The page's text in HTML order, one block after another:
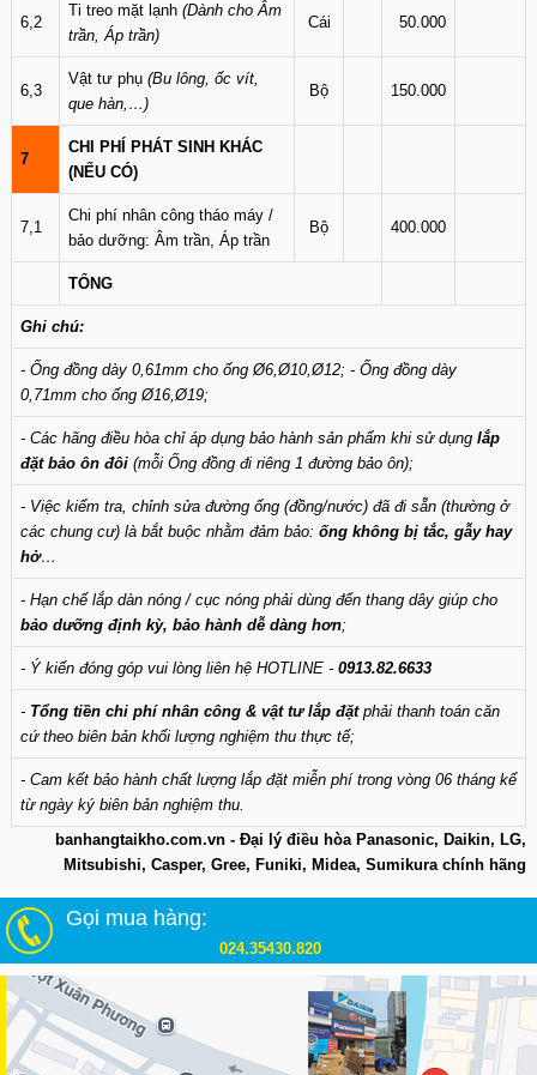
6,2
Ti treo mặt lạnh (Dành cho Âm
trần, Áp trần)
Cái 50.000
6,3
Vật tư phụ (Bu lông, ốc vít,
que hàn,…)
Bộ 150.000
7
CHI PHÍ PHÁT SINH KHÁC
(NẾU CÓ)
7,1
Chi phí nhân công tháo máy /
bảo dưỡng: Âm trần, Áp trần
Bộ 400.000
TỔNG
Ghi chú:
- Ống đồng dày 0,61mm cho ống Ø6,Ø10,Ø12; - Ống đồng dày
0,71mm cho ống Ø16,Ø19;
- Các hãng điều hòa chỉ áp dụng bảo hành sản phẩm khi sử dụng lắp
đặt bảo ôn đôi (mỗi Ống đồng đi riêng 1 đường bảo ôn);
- Việc kiểm tra, chỉnh sửa đường ống (đồng/nước) đã đi sẵn (thường ở
các chung cư) là bắt buộc nhằm đảm bảo: ống không bị tắc, gẫy hay
hở…
- Hạn chế lắp dàn nóng / cục nóng phải dùng đến thang dây giúp cho
bảo dưỡng định kỳ, bảo hành dễ dàng hơn;
- Ý kiến đóng góp vui lòng liên hệ HOTLINE - 0913.82.6633
- Tổng tiền chi phí nhân công & vật tư lắp đặtphải thanh toán căn
cứ theo biên bản khối lượng nghiệm thu thực tế;
- Cam kết bảo hành chất lượng lắp đặt miễn phí trong vòng 06 tháng kể
từ ngày ký biên bản nghiệm thu.
banhangtaikho.com.vn - Đại lý điều hòa Panasonic, Daikin, LG,
Mitsubishi, Casper, Gree, Funiki, Midea, Sumikura chính hãng
Gọi mua hàng:
024.35430.820